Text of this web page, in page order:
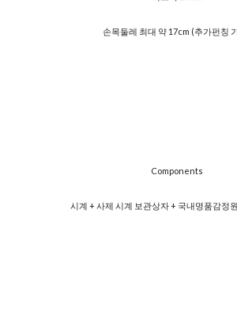
손목둘레 최대 약 17cm (추가펀칭
Components
시계 + 사제 시계 보관상자 + 국내명품감정